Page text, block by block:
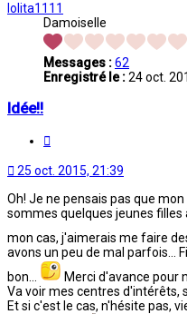
lolita1111
Damoiselle
Messages :62
Enregistré le :24 oct.
Idée!!
25 oct. 2015, 21:39
Oh! Je ne pensais pas que
sommes quelques jeunes
mon cas, j'aimerais me faire
avons un peu de mal parfois...
bon...
Merci d'avance pour
Va voir mes centres d'intérêts,
Et si c'est le cas, n'hésite pas,